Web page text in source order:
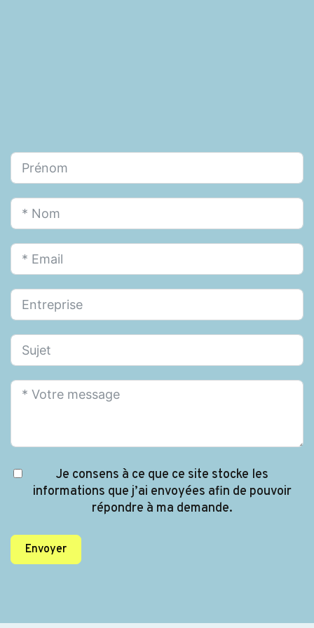
Je consens à ce que ce site stocke les
informations que j’ai envoyées afin de pouvoir
répondre à ma demande.
Envoyer